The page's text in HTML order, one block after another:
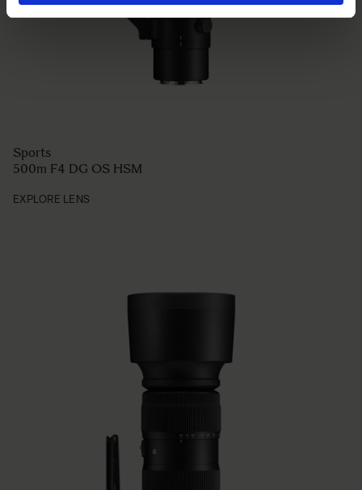
Sports
500m F4 DG OS HSM
EXPLORE LENS